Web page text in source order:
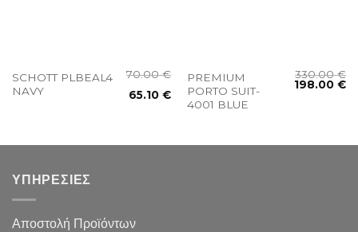
SCHOTT PLBEAL4
NAVY
70.00€
65.10€
PREMIUM
PORTO SUIT-
4001 BLUE
330.00€
198.00€
ΥΠΗΡΕΣΙΕΣ
Αποστολή Προϊόντων